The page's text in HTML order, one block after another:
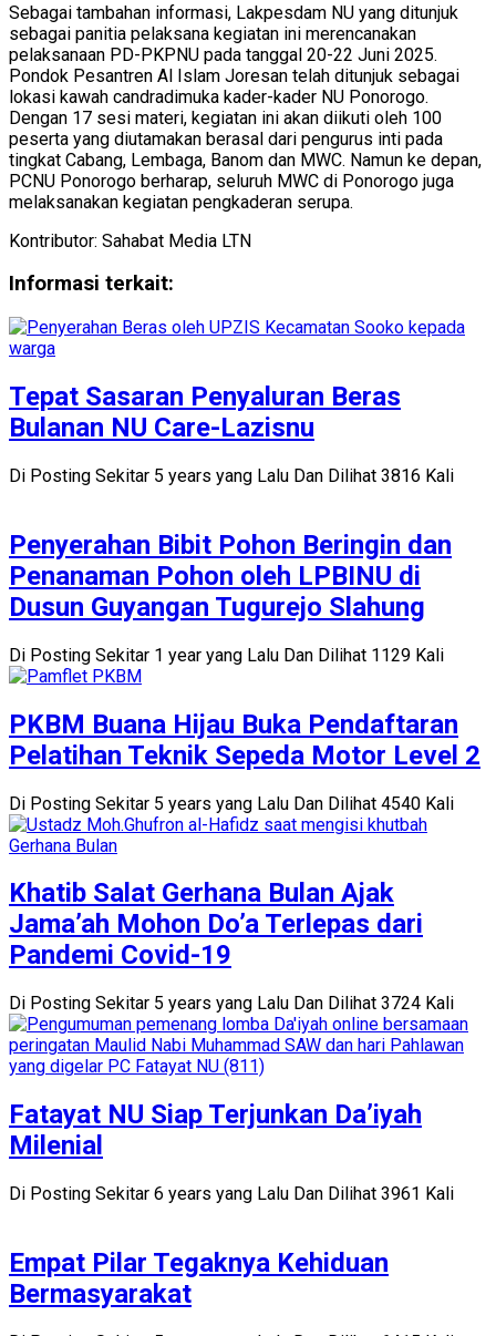
Sebagai tambahan informasi, Lakpesdam NU yang ditunjuk
sebagai panitia pelaksana kegiatan ini merencanakan
pelaksanaan PD-PKPNU pada tanggal 20-22 Juni 2025.
Pondok Pesantren Al Islam Joresan telah ditunjuk sebagai
lokasi kawah candradimuka kader-kader NU Ponorogo.
Dengan 17 sesi materi, kegiatan ini akan diikuti oleh 100
peserta yang diutamakan berasal dari pengurus inti pada
tingkat Cabang, Lembaga, Banom dan MWC. Namun ke depan,
PCNU Ponorogo berharap, seluruh MWC di Ponorogo juga
melaksanakan kegiatan pengkaderan serupa.
Kontributor: Sahabat Media LTN
Informasi terkait:
Tepat Sasaran Penyaluran Beras
Bulanan NU Care-Lazisnu
Di Posting Sekitar 5 years yang Lalu Dan Dilihat 3816 Kali
Penyerahan Bibit Pohon Beringin dan
Penanaman Pohon oleh LPBINU di
Dusun Guyangan Tugurejo Slahung
Di Posting Sekitar 1 year yang Lalu Dan Dilihat 1129 Kali
PKBM Buana Hijau Buka Pendaftaran
Pelatihan Teknik Sepeda Motor Level 2
Di Posting Sekitar 5 years yang Lalu Dan Dilihat 4540 Kali
Khatib Salat Gerhana Bulan Ajak
Jama’ah Mohon Do’a Terlepas dari
Pandemi Covid-19
Di Posting Sekitar 5 years yang Lalu Dan Dilihat 3724 Kali
Fatayat NU Siap Terjunkan Da’iyah
Milenial
Di Posting Sekitar 6 years yang Lalu Dan Dilihat 3961 Kali
Empat Pilar Tegaknya Kehiduan
Bermasyarakat